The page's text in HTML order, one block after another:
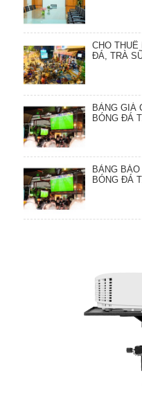
CHO THUÊ
ĐÁ, TRÀ
BẢNG GIÁ
BÓNG ĐÁ
BẢNG
BÓNG ĐÁ